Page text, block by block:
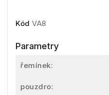
Kód VA8
Parametry
řemínek:
pouzdro: